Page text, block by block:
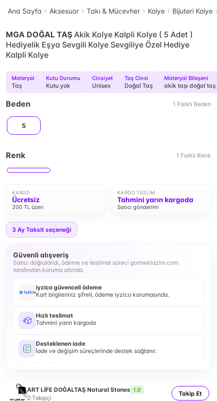
Ana Sayfa Aksesuar Takı & Mücevher Kolye Bijuteri Kolye
MGA DOĞAL TAŞ Akik Kolye Kalpli Kolye ( 5 Adet )
Hediyelik Eşya Sevgili Kolye Sevgiliye Özel Hediye
Kalpli Kolye
Materyal
Taş
Kutu Durumu
Kutu yok
Cinsiyet
Unisex
Taş Cinsi
Doğal Taş
Materyal Bileşeni
akik taşı doğal
Beden 1 Farklı Beden
5
Renk 1 Farklı Renk
KARGO
Ücretsiz
200 TL üzeri
KARGO TESLIM
Tahmini yarın kargoda
Satıcı gönderimi
3 Ay Taksit seçeneği
Güvenli alışveriş
Satıcı doğrulandı, ödeme ve teslimat süreci gormeklazim.com
tarafından koruma altında.
iyzico güvenceli ödeme
Kart bilgileriniz şifreli, ödeme iyzico korumasında.
Hızlı teslimat
Tahmini yarın kargoda
Desteklenen iade
İade ve değişim süreçlerinde destek sağlanır.
ART LİFE DOĞALTAŞ Natural Stones 1.0
0 Takipçi
Takip Et